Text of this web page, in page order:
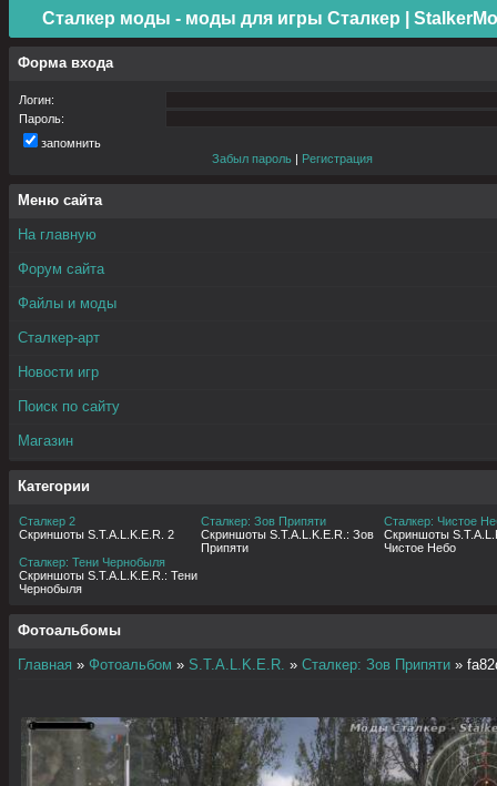
Сталкер моды - моды для игры Сталкер |
Форма входа
Логин:
Пароль:
запомнить
Забыл пароль | Регистрация
Меню сайта
На главную
Форум сайта
Файлы и моды
Сталкер-арт
Новости игр
Поиск по сайту
Магазин
Категории
Сталкер 2
Скриншоты S.T.A.L.K.E.R. 2
Сталкер: Зов Припяти
Скриншоты S.T.A.L.K.E.R.: Зов
Припяти
Сталкер: Чистое
Скриншоты
Чистое Небо
Сталкер: Тени Чернобыля
Скриншоты S.T.A.L.K.E.R.: Тени
Чернобыля
Фотоальбомы
Главная » Фотоальбом » S.T.A.L.K.E.R. » Сталкер: Зов Припяти »